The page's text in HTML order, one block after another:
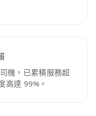
機，已累積服務超
高達 99%。